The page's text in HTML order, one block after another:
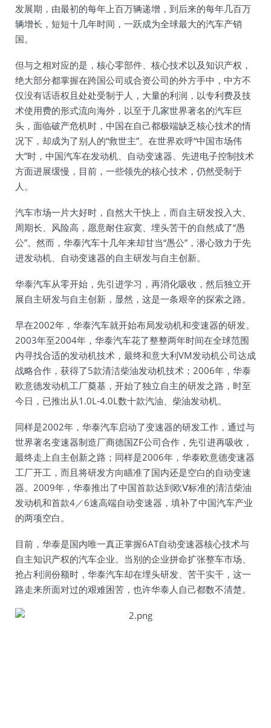
发展期，由最初的每年上百万辆递增，到后来的每年几百万
辆增长，短短十几年时间，一跃成为全球最大的汽车产销
国。
但与之相对应的是，核心零部件、核心技术以及知识产权，
绝大部分都掌握在跨国公司或合资公司的外方手中，中方不
仅没有话语权且处处受制于人，大量的利润，以专利费及技
术使用费的形式流向海外，以至于几家世界著名的汽车巨
头，面临破产危机时，中国在自己都极端缺乏核心技术的情
况下，却成为了别人的“救世主”。在世界欢呼“中国市场伟
大”时，中国汽车在发动机、自动变速器、先进电子控制技术
方面进展缓慢，目前，一些领先的核心技术，仍然受制于
人。
汽车市场一片大好时，自然大干快上，而自主研发投入大、
周期长、风险高，愿意耐住寂寞、埋头苦干的自然成了“愚
公”。然而，华泰汽车十几年来却甘当“愚公”，潜心致力于先
进发动机、自动变速器的自主研发与自主创新。
华泰汽车从零开始，先引进学习，再消化吸收，然后独立开
展自主研发与自主创新，显然，这是一条艰辛的探索之路。
早在2002年，华泰汽车就开始布局发动机和变速器的研发。
2003年至2004年，华泰汽车花了整整两年时间在全球范围
内寻找合适的发动机技术，最终和意大利VM发动机公司达成
战略合作，获得了5款清洁柴油发动机技术；2006年，华泰
欧意德发动机工厂奠基，开始了独立自主的研发之路，时至
今日，已推出从1.0L-4.0L数十款汽油、柴油发动机。
同样是2002年，华泰汽车启动了变速器的研发工作，通过与
世界著名变速器制造厂商德国ZF公司合作，先引进再吸收，
最终走上自主创新之路；同样是2006年，华泰欧意德变速器
工厂开工，而且将研发方向瞄准了国内还是空白的自动变速
器。2009年，华泰推出了中国首款达到欧Ⅴ标准的清洁柴油
发动机和首款4／6速高端自动变速器，填补了中国汽车产业
的两项空白。
目前，华泰是国内唯一真正掌握6AT自动变速器核心技术与
自主知识产权的汽车企业。当别的企业拼命扩张整车市场、
抢占利润份额时，华泰汽车却在埋头研发、苦干实干，这一
路走来所面对过的艰难困苦，也许华泰人自己都数不清楚。